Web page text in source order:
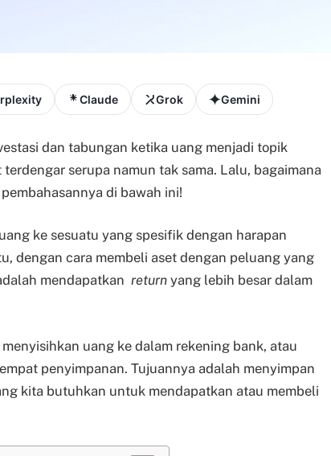
Claude Grok Gemini
dan tabungan ketika uang menjadi topik
serupa namun tak sama. Lalu, bagaimana
di bawah ini!
ke sesuatu yang spesifik dengan harapan
dengan cara membeli aset dengan peluang yang
mendapatkan return yang lebih besar dalam
uang ke dalam rekening bank, atau
penyimpanan. Tujuannya adalah menyimpan
kita butuhkan untuk mendapatkan atau membeli